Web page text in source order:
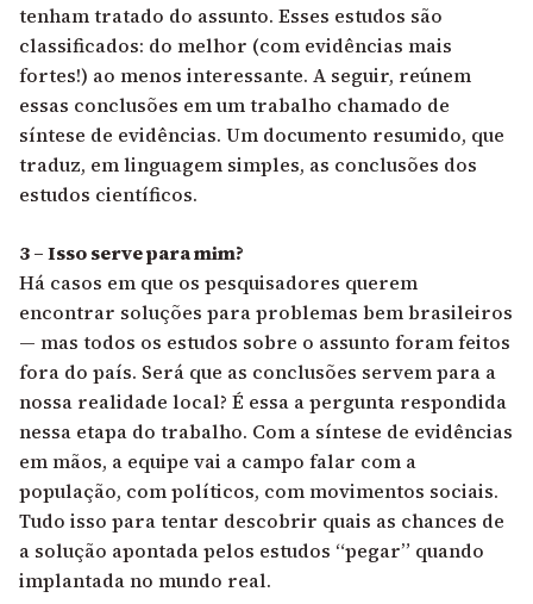
tenham tratado do assunto. Esses estudos são
classificados: do melhor (com evidências mais
fortes!) ao menos interessante. A seguir, reúnem
essas conclusões em um trabalho chamado de
síntese de evidências. Um documento resumido, que
traduz, em linguagem simples, as conclusões dos
estudos científicos.
3 – Isso serve para mim?
Há casos em que os pesquisadores querem
encontrar soluções para problemas bem brasileiros
— mas todos os estudos sobre o assunto foram feitos
fora do país. Será que as conclusões servem para a
nossa realidade local? É essa a pergunta respondida
nessa etapa do trabalho. Com a síntese de evidências
em mãos, a equipe vai a campo falar com a
população, com políticos, com movimentos sociais.
Tudo isso para tentar descobrir quais as chances de
a solução apontada pelos estudos “pegar” quando
implantada no mundo real.